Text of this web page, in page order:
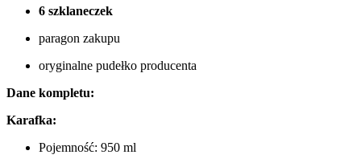
6 szklaneczek
paragon zakupu
oryginalne pudełko producenta
Dane kompletu:
Karafka:
Pojemność: 950 ml